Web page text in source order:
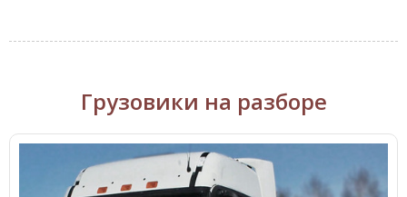
Грузовики на разборе